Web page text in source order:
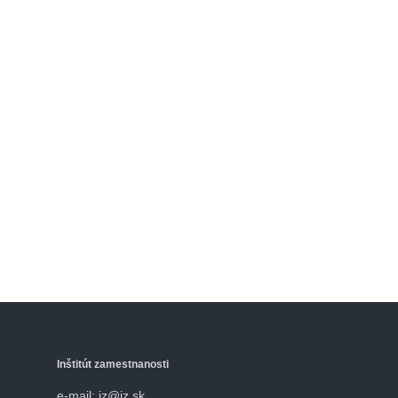
Inštitút zamestnanosti